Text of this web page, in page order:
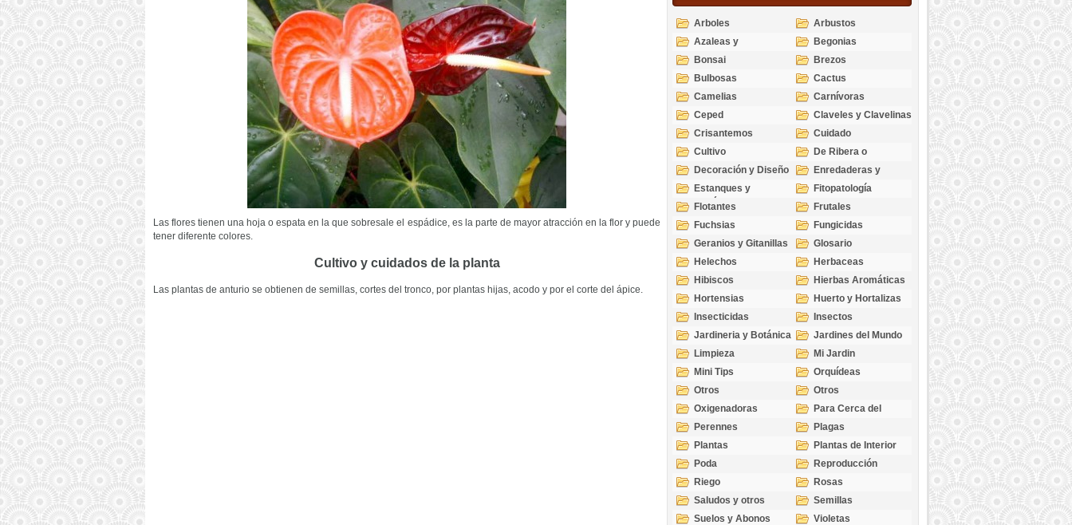
Las flores tienen una hoja o espata en la que sobresale el espádice, es la parte de mayor atracción en la flor y puede
tener diferente colores.
Cultivo y cuidados de la planta
Las plantas de anturio se obtienen de semillas, cortes del tronco, por plantas hijas, acodo y por el corte del ápice.
Arboles
Arbustos
Azaleas y
Rododendros
Begonias
Bonsai
Brezos
Bulbosas
Cactus
Camelias
Carnívoras
Ceped
Claveles y Clavelinas
Crisantemos
Cuidado
Cultivo
De Ribera o
Palustres
Decoración y Diseño
Enredaderas y
cubresuelos
Estanques y
Acuáticas
Fitopatología
Flotantes
Frutales
Fuchsias
Fungicidas
Geranios y Gitanillas
Glosario
Helechos
Herbaceas
Hibiscos
Hierbas Aromáticas
Hortensias
Huerto y Hortalizas
Insecticidas
Insectos
Jardineria y Botánica
Jardines del Mundo
Limpieza
Mi Jardin
Mini Tips
Orquídeas
Otros
Otros
Oxigenadoras
Para Cerca del
Estanque
Perennes
Plagas
Plantas
Plantas de Interior
Poda
Reproducción
Riego
Rosas
Saludos y otros
temas
Semillas
Suelos y Abonos
Violetas